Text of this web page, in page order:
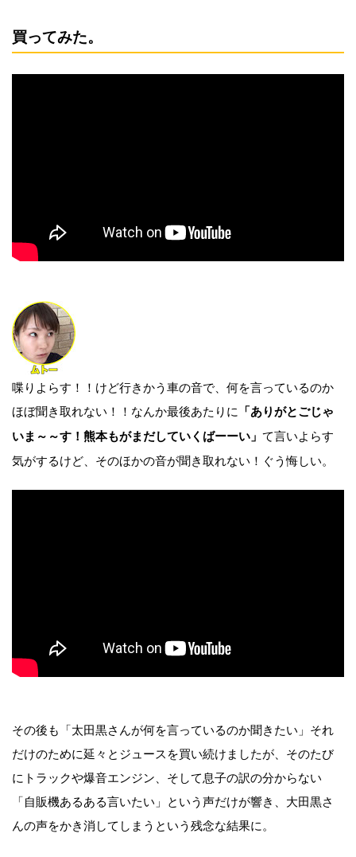
買ってみた。
喋りよらす！！けど行きかう車の音で、何を言っているのか
ほぼ聞き取れない！！なんか最後あたりに 「ありがとごじゃ
いま～～す！熊本もがまだしていくばーーい」 て言いよらす
気がするけど、そのほかの音が聞き取れない！ぐう悔しい。
その後も「太田黒さんが何を言っているのか聞きたい」それ
だけのために延々とジュースを買い続けましたが、そのたび
にトラックや爆音エンジン、そして息子の訳の分からない
「自販機あるある言いたい」という声だけが響き、大田黒さ
んの声をかき消してしまうという残念な結果に。